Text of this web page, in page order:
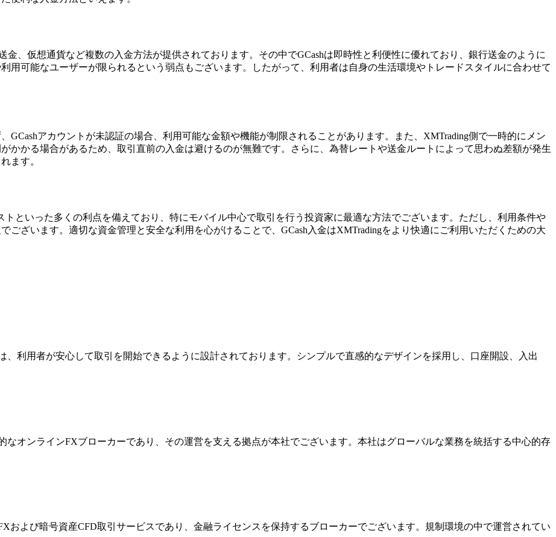
金、仮想通貨など複数の入金方法が提供されております。その中でGCashは即時性と利便性に優れており、銀行送金のように
用可能なユーザーが限られるという弱点もございます。したがって、利用者は自身の生活環境やトレードスタイルに合わせて
GCashアカウントが未認証の場合、利用可能な金額や機能が制限されることがあります。また、XMTrading側で一時的にメン
かかる場合があるため、取引直前の入金は避けるのが無難です。さらに、為替レートや送金ルートによって思わぬ差額が発生
ます。
トといった多くの利点を備えており、特にモバイル中心で取引を行う投資家に最適な方法でございます。ただし、利用条件や
ございます。適切な資金管理と安全な利用を心がけることで、GCash入金はXMTradingをより快適にご利用いただくための大
利用者が安心して取引を開始できるように設計されております。シンプルで直感的なデザインを採用し、口座開設、入出
オンラインFXブローカーであり、その運営を支える拠点が本社でございます。本社はグローバルな業務を統括する中心的存
および暗号資産CFD取引サービスであり、金融ライセンスを保持するブローカーでございます。規制環境の中で運営されてい